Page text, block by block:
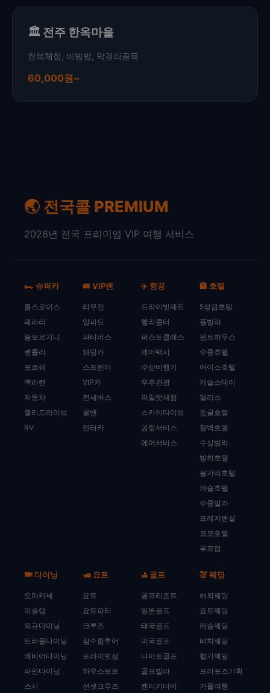
🏛️ 전주 한옥마을
한복체험, 비빔밥, 막걸리골목
60,000원~
🌏 전국콜 PREMIUM
2026년 전국 프리미엄 VIP 여행 서비스
🏎️ 슈퍼카
롤스로이스
페라리
람보르기니
벤틀리
포르쉐
맥라렌
자동차
랠리드라이브
RV
🚐 VIP밴
리무진
알파드
파티버스
웨딩카
스프린터
VIP카
전세버스
콜밴
렌터카
✈️ 항공
프라이빗제트
헬리콥터
퍼스트클래스
에어택시
수상비행기
우주관광
파일럿체험
스카이다이브
공항서비스
에어서비스
🏨 호텔
5성급호텔
풀빌라
펜트하우스
수중호텔
아이스호텔
캐슬스테이
팰리스
동굴호텔
절벽호텔
수상빌라
빙하호텔
불가리호텔
캐슬호텔
수중빌라
프레지덴셜
코모호텔
루프탑
🍽️ 다이닝
오마카세
미슐랭
와규다이닝
트러플다이닝
캐비어다이닝
파인다이닝
스시
🛥️ 요트
요트
요트파티
크루즈
잠수함투어
프라이빗섬
하우스보트
선셋크루즈
⛳ 골프
골프리조트
일본골프
태국골프
미국골프
나이트골프
골프빌라
켄터키더비
💒 웨딩
해외웨딩
요트웨딩
캐슬웨딩
비치웨딩
헬기웨딩
프러포즈기획
커플여행